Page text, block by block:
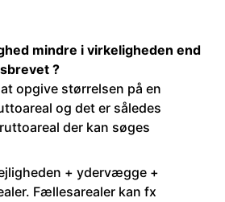
mindre i virkeligheden end
?
opgive størrelsen på en
og det er således
der kan søges
+ ydervægge +
Fællesarealer kan fx